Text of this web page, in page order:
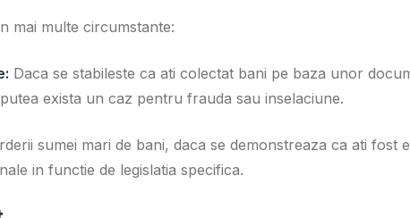
mai multe circumstante:
Daca se stabileste ca ati colectat bani pe baza unor
exista un caz pentru frauda sau inselaciune.
sumei mari de bani, daca se demonstreaza ca ati fost
in functie de legislatia specifica.